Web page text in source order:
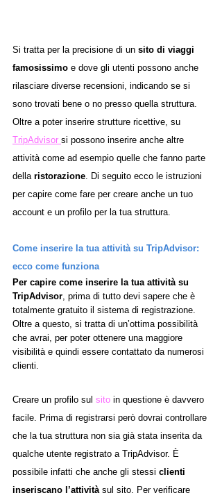
Si tratta per la precisione di un sito di viaggi
famosissimo e dove gli utenti possono anche
rilasciare diverse recensioni, indicando se si
sono trovati bene o no presso quella struttura.
Oltre a poter inserire strutture ricettive, su
TripAdvisor si possono inserire anche altre
attività come ad esempio quelle che fanno parte
della ristorazione. Di seguito ecco le istruzioni
per capire come fare per creare anche un tuo
account e un profilo per la tua struttura.
Come inserire la tua attività su TripAdvisor:
ecco come funziona
Per capire come inserire la tua attività su
TripAdvisor, prima di tutto devi sapere che è
totalmente gratuito il sistema di registrazione.
Oltre a questo, si tratta di un’ottima possibilità
che avrai, per poter ottenere una maggiore
visibilità e quindi essere contattato da numerosi
clienti.
Creare un profilo sul sito in questione è davvero
facile. Prima di registrarsi però dovrai controllare
che la tua struttura non sia già stata inserita da
qualche utente registrato a TripAdvisor. È
possibile infatti che anche gli stessi clienti
inseriscano l’attività sul sito. Per verificare